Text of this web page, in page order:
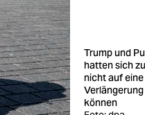
Trump und
hatten sich
nicht auf eine
können